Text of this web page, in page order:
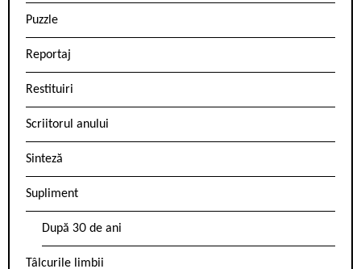
Puzzle
Reportaj
Restituiri
Scriitorul anului
Sinteză
Supliment
După 30 de ani
Tâlcurile limbii